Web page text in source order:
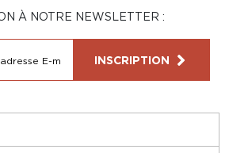
À NOTRE NEWSLETTER :
INSCRIPTION